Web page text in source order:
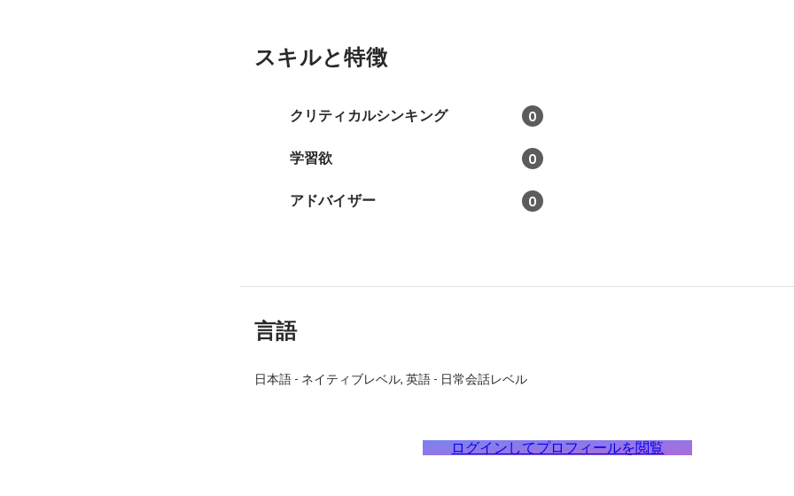
スキルと特徴
クリティカルシンキング 0
学習欲 0
アドバイザー 0
言語
日本語- ネイティブレベル 英語- 日常会話レベル
ログインしてプロフィールを閲覧